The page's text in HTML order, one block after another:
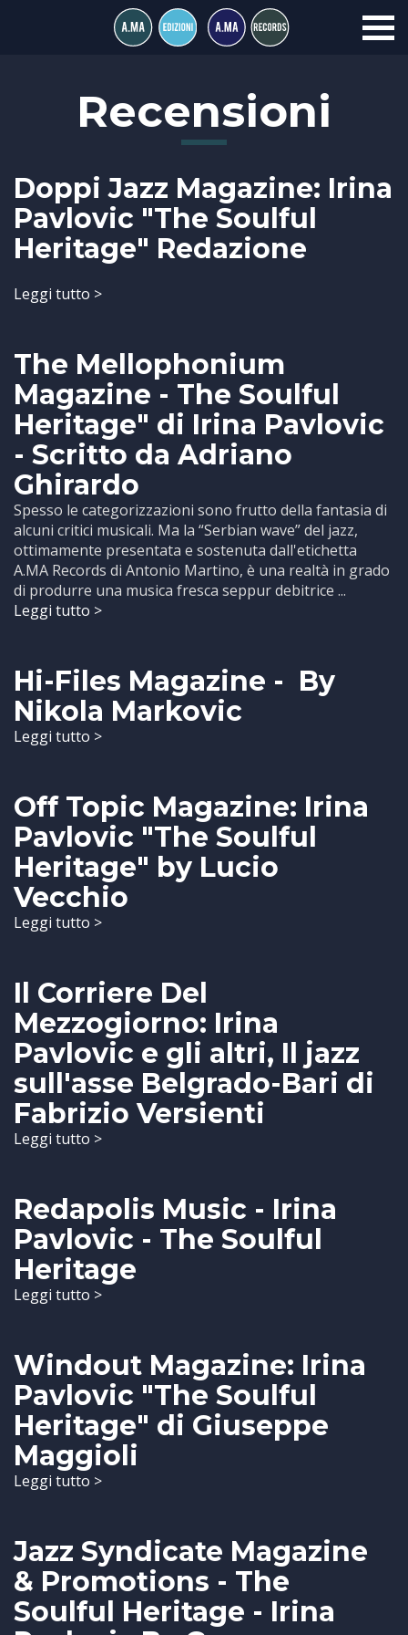
Recensioni
Doppi Jazz Magazine: Irina
Pavlovic "The Soulful
Heritage" Redazione
Leggi tutto >
The Mellophonium
Magazine - The Soulful
Heritage" di Irina Pavlovic
- Scritto da Adriano
Ghirardo
Spesso le categorizzazioni sono frutto della fantasia di
alcuni critici musicali. Ma la “Serbian wave” del jazz,
ottimamente presentata e sostenuta dall'etichetta
A.MA Records di Antonio Martino, è una realtà in grado
di produrre una musica fresca seppur debitrice ...
Leggi tutto >
Hi-Files Magazine - By
Nikola Markovic
Leggi tutto >
Off Topic Magazine: Irina
Pavlovic "The Soulful
Heritage" by Lucio
Vecchio
Leggi tutto >
Il Corriere Del
Mezzogiorno: Irina
Pavlovic e gli altri, Il jazz
sull'asse Belgrado-Bari di
Fabrizio Versienti
Leggi tutto >
Redapolis Music - Irina
Pavlovic - The Soulful
Heritage
Leggi tutto >
Windout Magazine: Irina
Pavlovic "The Soulful
Heritage" di Giuseppe
Maggioli
Leggi tutto >
Jazz Syndicate Magazine
& Promotions - The
Soulful Heritage - Irina